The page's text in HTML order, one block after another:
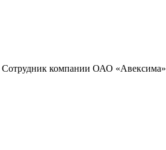
Сотрудник компании ОАО «Авексима»